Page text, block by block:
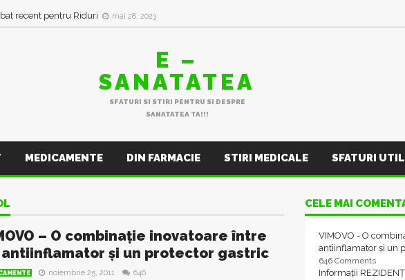
recent pentru Riduri mai 28, 2023
E –
SANATATEA
SFATURI SI STIRI PENTRU SI DESPRE
SANATATEA TA!!!
MEDICAMENTE DIN FARMACIE STIRI MEDICALE SFATURI
– O combinație inovatoare între
antiinflamator și un protector gastric
noiembrie 25, 2011 646
CELE MAI
VIMOVO - O
antiinflamator și un
646 Comments
Informații